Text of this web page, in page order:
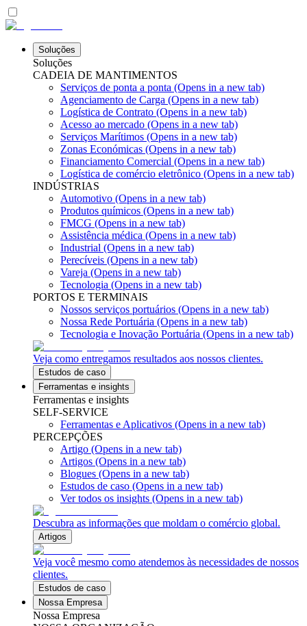
Soluções
Soluções
CADEIA DE MANTIMENTOS
Serviços de ponta a ponta (Opens in a new tab)
Agenciamento de Carga (Opens in a new tab)
Logística de Contrato (Opens in a new tab)
Acesso ao mercado (Opens in a new tab)
Serviços Marítimos (Opens in a new tab)
Zonas Económicas (Opens in a new tab)
Financiamento Comercial (Opens in a new tab)
Logística de comércio eletrônico (Opens in a new tab)
INDÚSTRIAS
Automotivo (Opens in a new tab)
Produtos químicos (Opens in a new tab)
FMCG (Opens in a new tab)
Assistência médica (Opens in a new tab)
Industrial (Opens in a new tab)
Perecíveis (Opens in a new tab)
Vareja (Opens in a new tab)
Tecnologia (Opens in a new tab)
PORTOS E TERMINAIS
Nossos serviços portuários (Opens in a new tab)
Nossa Rede Portuária (Opens in a new tab)
Tecnologia e Inovação Portuária (Opens in a new tab)
Veja como entregamos resultados aos nossos clientes.
Estudos de caso
Ferramentas e insights
Ferramentas e insights
SELF-SERVICE
Ferramentas e Aplicativos (Opens in a new tab)
PERCEPÇÕES
Artigo (Opens in a new tab)
Artigos (Opens in a new tab)
Blogues (Opens in a new tab)
Estudos de caso (Opens in a new tab)
Ver todos os insights (Opens in a new tab)
Descubra as informações que moldam o comércio global.
Artigos
Veja você mesmo como atendemos às necessidades de nossos
clientes.
Estudos de caso
Nossa Empresa
Nossa Empresa